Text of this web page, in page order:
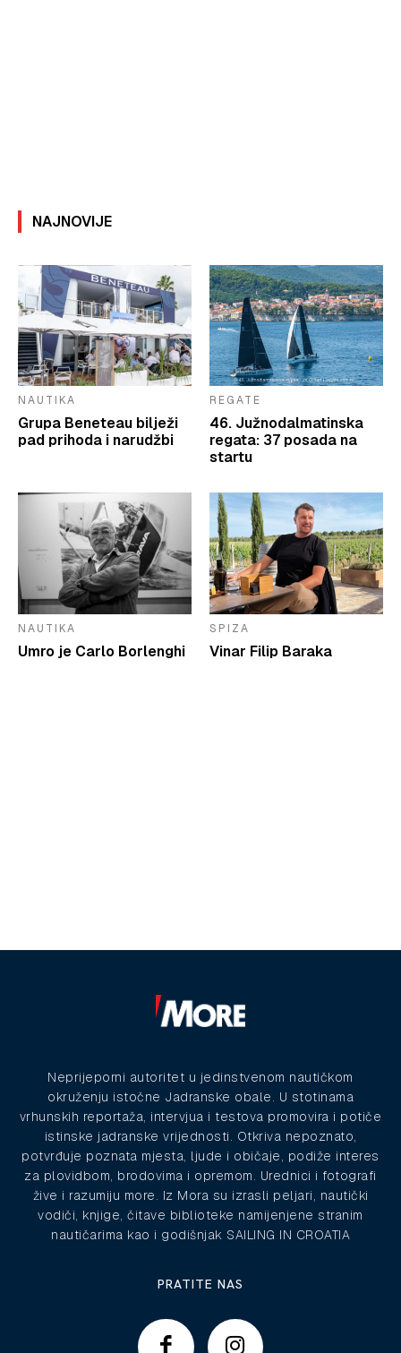
NAJNOVIJE
NAUTIKA
Grupa Beneteau bilježi
pad prihoda i narudžbi
REGATE
46. Južnodalmatinska
regata: 37 posada na
startu
NAUTIKA
Umro je Carlo Borlenghi
SPIZA
Vinar Filip Baraka
Neprijeporni autoritet u jedinstvenom nautičkom
okruženju istočne Jadranske obale. U stotinama
vrhunskih reportaža, intervjua i testova promovira i potiče
istinske jadranske vrijednosti. Otkriva nepoznato,
potvrđuje poznata mjesta, ljude i običaje, podiže interes
za plovidbom, brodovima i opremom. Urednici i fotografi
žive i razumiju more. Iz Mora su izrasli peljari, nautički
vodiči, knjige, čitave biblioteke namijenjene stranim
nautičarima kao i godišnjak SAILING IN CROATIA
PRATITE NAS